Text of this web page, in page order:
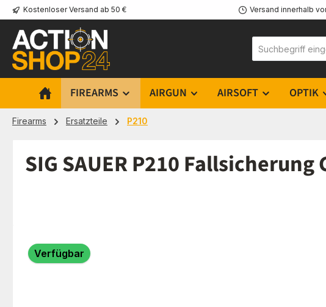
Hauptinhalt springen
Zur Suche springen
Zur Hauptnavigation springen
Kostenloser Versand ab 50 € Versand innerhalb
FIREARMS AIRGUN AIRSOFT OPTIK
Firearms Ersatzteile P210
SIG SAUER P210
Bildergalerie überspringen
Verfügbar